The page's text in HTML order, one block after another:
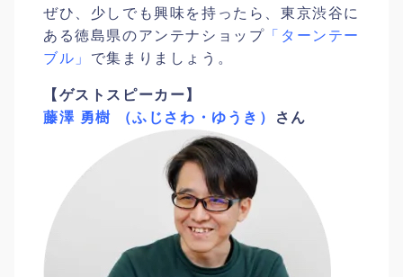
ぜひ、少しでも興味を持ったら、東京渋谷に
ある徳島県のアンテナショップ 「ターンテー
ブル」 で集まりましょう。
【ゲストスピーカー】
藤澤 勇樹 （ふじさわ・ゆうき）
さん